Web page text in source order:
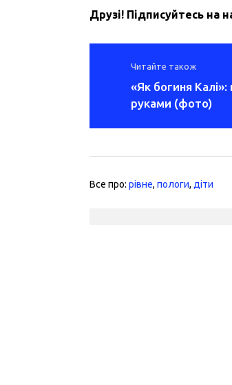
Друзі! Підписуйтесь на
Читайте також
«Як богиня Калі»:
руками (фото)
Все про:рівне,пологи, діти